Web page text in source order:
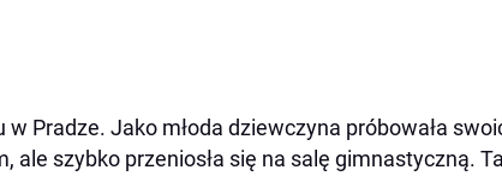
w Pradze. Jako młoda dziewczyna próbowała
ale szybko przeniosła się na salę gimnastyczną.